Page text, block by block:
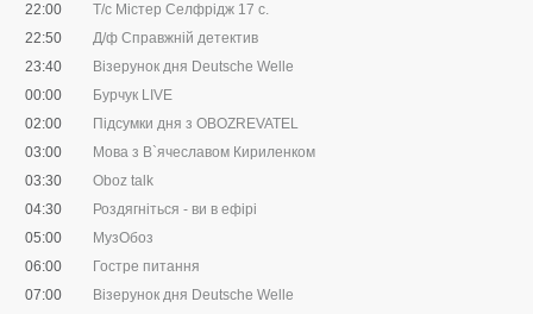
22:00
Т/с Містер Селфрідж 17 с.
22:50
Д/ф Справжній детектив
23:40
Візерунок дня Deutsche Welle
00:00
Бурчук LIVE
02:00
Підсумки дня з OBOZREVATEL
03:00
Мова з В`ячеславом Кириленком
03:30
Oboz talk
04:30
Роздягніться - ви в ефірі
05:00
МузОбоз
06:00
Гостре питання
07:00
Візерунок дня Deutsche Welle